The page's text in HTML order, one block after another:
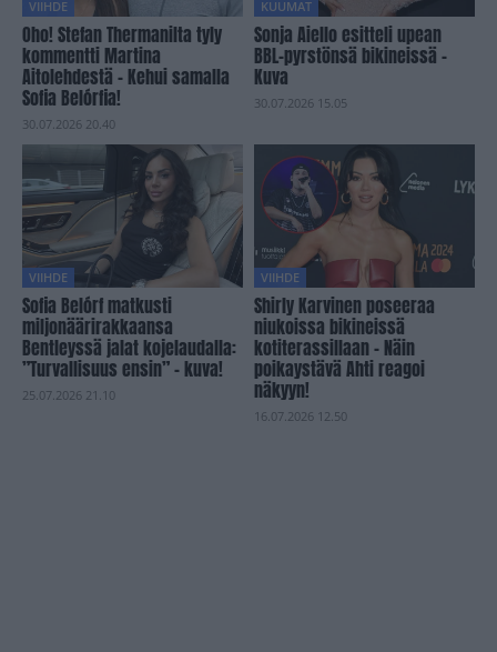
VIIHDE
Oho! Stefan Thermanilta tyly
kommentti Martina
Aitolehdestä – Kehui samalla
Sofia Belórfia!
30.07.2026 20.40
KUUMAT
Sonja Aiello esitteli upean
BBL-pyrstönsä bikineissä –
Kuva
30.07.2026 15.05
VIIHDE
Sofia Belórf matkusti
miljonäärirakkaansa
Bentleyssä jalat kojelaudalla:
”Turvallisuus ensin” – kuva!
25.07.2026 21.10
VIIHDE
Shirly Karvinen poseeraa
niukoissa bikineissä
kotiterassillaan – Näin
poikaystävä Ahti reagoi
näkyyn!
16.07.2026 12.50